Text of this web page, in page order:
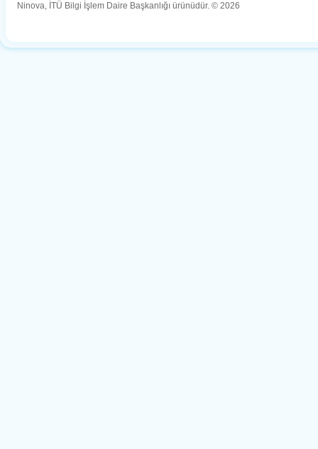
Ninova, İTÜ Bilgi İşlem Daire Başkanlığı ürünüdür. © 2026